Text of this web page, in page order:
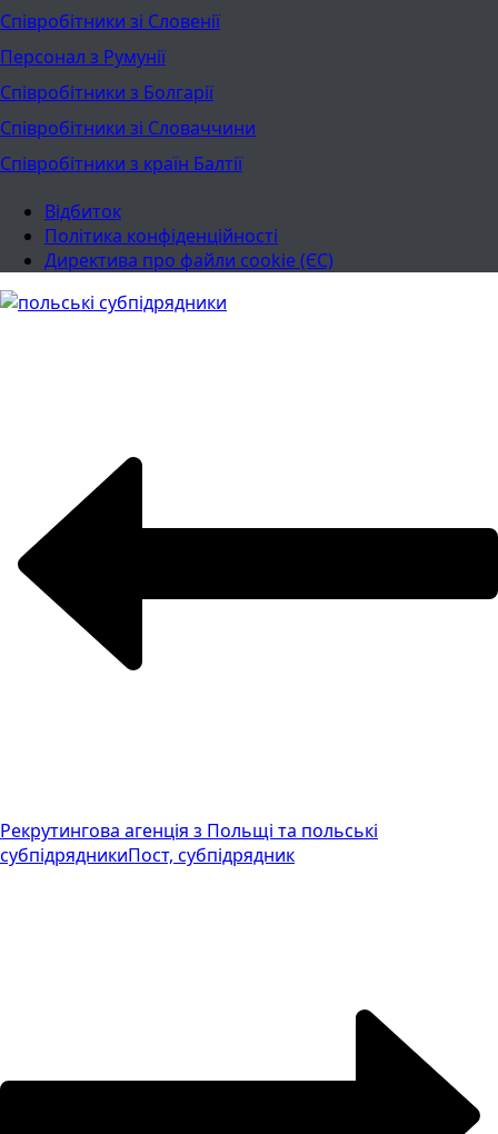
Співробітники зі Словенії
Персонал з Румунії
Співробітники з Болгарії
Співробітники зі Словаччини
Співробітники з країн Балтії
Відбиток
Політика конфіденційності
Директива про файли cookie (ЄС)
Рекрутингова агенція з Польщі та польські
субпідрядникиПост, субпідрядник